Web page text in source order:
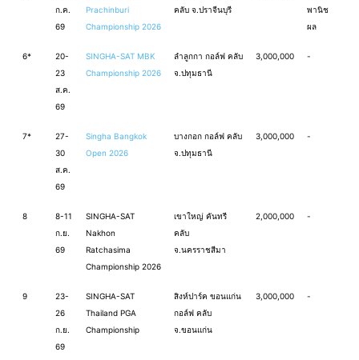
ก.ค.
69
Prachinburi
Championship 2026
คลับ จ.ปราจีนบุรี
พานิช
ผล
6*
20-
23
ส.ค.
69
SINGHA-SAT MBK
Championship 2026
ลำลูกกา กอล์ฟ คลับ
จ.ปทุมธานี
3,000,000 -
7*
27-
30
ส.ค.
69
Singha Bangkok
Open 2026
บางกอก กอล์ฟ คลับ
จ.ปทุมธานี
3,000,000 -
8
8-11
ก.ย.
69
SINGHA-SAT
Nakhon
Ratchasima
Championship 2026
เขาใหญ่ คันทรี
คลับ
จ.นครราชสีมา
2,000,000 -
9
23-
26
ก.ย.
69
SINGHA-SAT
Thailand PGA
Championship
สิงห์ปาร์ค ขอนแก่น
กอล์ฟ คลับ
จ.ขอนแก่น
3,000,000 -